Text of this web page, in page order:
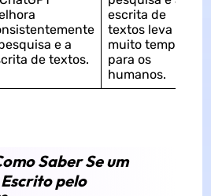
e a
de textos.
escrita de
textos leva
muito tempo
para os
humanos.
Saber Se um
pelo